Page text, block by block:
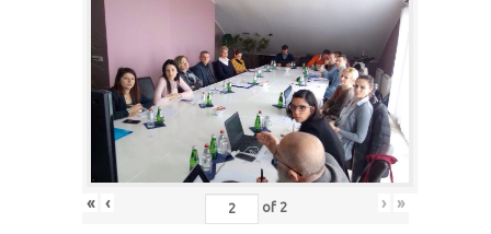
« ‹ of 2 › »